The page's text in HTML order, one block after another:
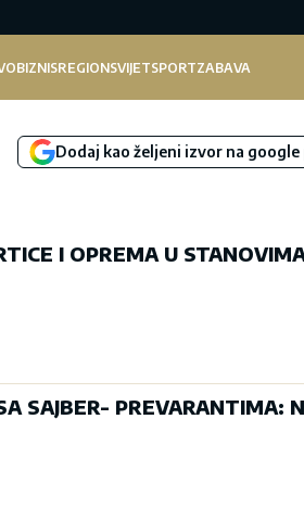
BIZNISREGIONSVIJETSPORTZABAVA
Dodaj kao željeni izvor na
I OPREMA U
SA SAJBER-